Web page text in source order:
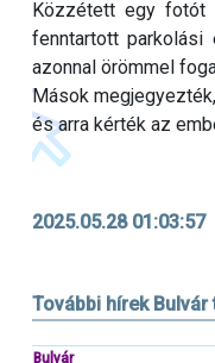
Közzétett egy fotót
fenntartott
azonnal örömmel
Mások
és arra kérték az
2025.05.28 01:03:57
További hírek Bulvár
Bulvár